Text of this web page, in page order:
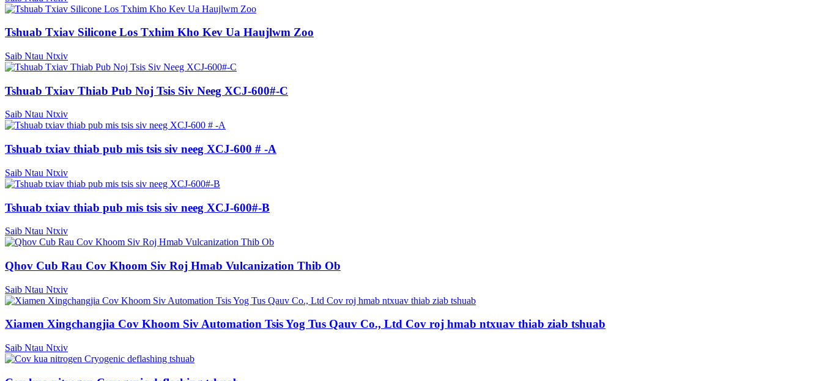
Tshuab Txiav Silicone Los Txhim Kho Kev Ua Haujlwm Zoo
Saib Ntau Ntxiv
Tshuab Txiav Thiab Pub Noj Tsis Siv Neeg XCJ-600#-C
Saib Ntau Ntxiv
Tshuab txiav thiab pub mis tsis siv neeg XCJ-600 # -A
Saib Ntau Ntxiv
Tshuab txiav thiab pub mis tsis siv neeg XCJ-600#-B
Saib Ntau Ntxiv
Qhov Cub Rau Cov Khoom Siv Roj Hmab Vulcanization Thib Ob
Saib Ntau Ntxiv
Xiamen Xingchangjia Cov Khoom Siv Automation Tsis Yog Tus Qauv Co., Ltd Cov roj hmab ntxuav thiab ziab tshuab
Saib Ntau Ntxiv